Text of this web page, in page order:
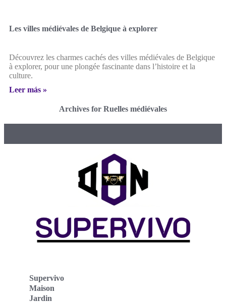
Les villes médiévales de Belgique à explorer
Découvrez les charmes cachés des villes médiévales de Belgique
à explorer, pour une plongée fascinante dans l’histoire et la
culture.
Leer más »
Archives for Ruelles médiévales
Supervivo
Maison
Jardin